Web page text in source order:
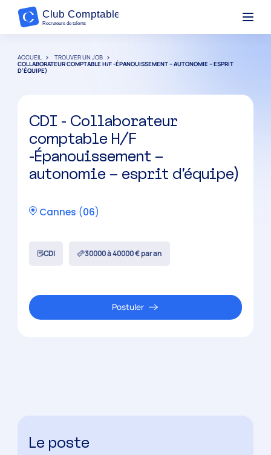
ACCUEIL
TROUVER UN JOB
COLLABORATEUR COMPTABLE H/F -ÉPANOUISSEMENT – AUTONOMIE – ESPRIT
D’ÉQUIPE)
CDI - Collaborateur
comptable H/F
-Épanouissement –
autonomie – esprit d’équipe)
Cannes (06)
CDI 30000 à 40000 € par an
Postuler
Le poste